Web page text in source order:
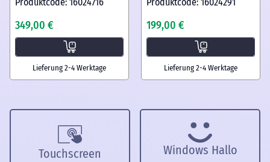
349,00 €
Lieferung 2-4 Werktage
199,00 €
Lieferung 2-4 Werktage
Touchscreen Windows Hallo